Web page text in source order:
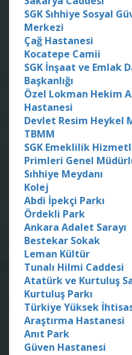
SGK Sıhhiye Sosyal
Merkezi
Çağ Hastanesi
Kocatepe Camii
SGK İnşaat ve Emlak
Başkanlığı
Özel Lokman Hekim
Hastanesi
Devlet Resim Heykel
TBMM
SGK Emeklilik
Primleri Genel
Sıhhiye Meydanı
Kolej
Abdi İpekçi Parkı
Ördekli Park
Ankara Adalet Sarayı
Bestekar Sokak
Leman Kültür
Tunalı Hilmi Caddesi
Atatürk ve Kurtuluş
Kurtuluş Parkı
Türkiye Yüksek
Araştırma Hastanesi
Anıt Park
Güven Hastanesi